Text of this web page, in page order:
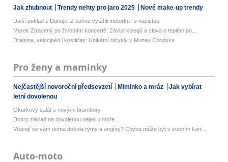
Jak zhubnout Trendy nehty pro jaro 2025 Nové make-up trendy
Další poklad z Dunaje: Z bahna vytáhli motorku i s nacistou
Marek Ztracený po životním koncertě: Závist kolegů a slova o teplém po...
Draisina, velocipéd i kostitřas: Unikátní bicykly v Muzeu Chodska
Pro ženy a maminky
Nejčastější novoroční předsevzetí Miminko a mráz
Jak vybírat
letní dovolenou
Okurkový salát s novými brambory
Dobrý základ na dovolenou nejen u moře...
Vracejí se vám doma dokola rýmy a angíny? Chyba může být v zubním kart...
Auto-moto